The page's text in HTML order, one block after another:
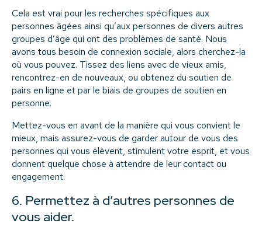
Cela est vrai pour les recherches spécifiques aux
personnes âgées ainsi qu’aux personnes de divers autres
groupes d’âge qui ont des problèmes de santé. Nous
avons tous besoin de connexion sociale, alors cherchez-la
où vous pouvez. Tissez des liens avec de vieux amis,
rencontrez-en de nouveaux, ou obtenez du soutien de
pairs en ligne et par le biais de groupes de soutien en
personne.
Mettez-vous en avant de la manière qui vous convient le
mieux, mais assurez-vous de garder autour de vous des
personnes qui vous élèvent, stimulent votre esprit, et vous
donnent quelque chose à attendre de leur contact ou
engagement.
6. Permettez à d’autres personnes de
vous aider.